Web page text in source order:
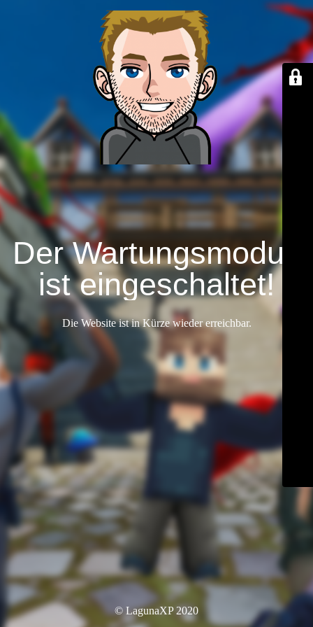
Der Wartungsmodus
ist eingeschaltet!
Die Website ist in Kürze wieder erreichbar.
© LagunaXP 2020